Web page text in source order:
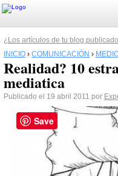
¿Los artículos de tu blog
INICIO › COMUNICACIÓN ›
Realidad? 10
mediatica
Publicado el 19 abril 2011 por
Save